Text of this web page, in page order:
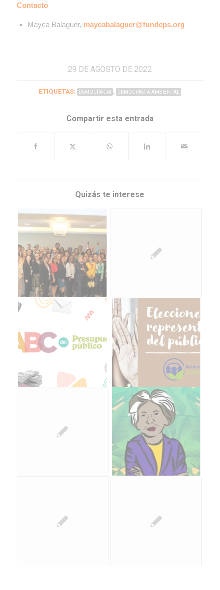
Contacto
Mayca Balaguer, maycabalaguer@fundeps.org
29 DE AGOSTO DE 2022
ETIQUETAS: DEMOCRACIA , DEMOCRACIA AMBIENTAL
Compartir esta entrada
Quizás te interese